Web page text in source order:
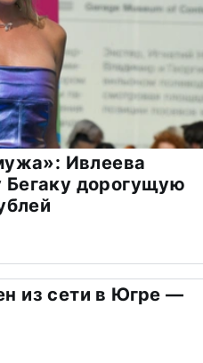
Ивлеева
Бегаку дорогущую
из сети в Югре —